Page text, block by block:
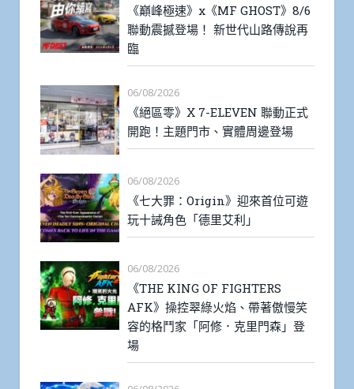
《巔峰極速》x《MF GHOST》8/6
聯動震撼登場！ 新世代山路傳說再
臨
06/08/2026
《絕區零》X 7-ELEVEN 聯動正式
開跑！主題門市、實體周邊登場
06/08/2026
《七大罪：Origin》迎來首位可遊
玩十誡角色「德里艾利」
06/08/2026
《THE KING OF FIGHTERS
AFK》操控翠綠火焰、帶著傲慢笑
容的格鬥家「阿修．克里門森」登
場